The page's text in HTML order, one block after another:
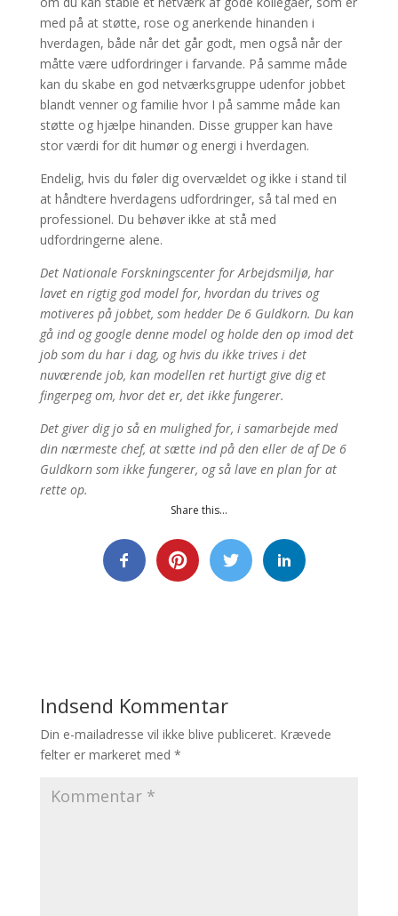
med på at støtte, rose og anerkende hinanden i
hverdagen, både når det går godt, men også når der
måtte være udfordringer i farvande. På samme måde
kan du skabe en god netværksgruppe udenfor jobbet
blandt venner og familie hvor I på samme måde kan
støtte og hjælpe hinanden. Disse grupper kan have
stor værdi for dit humør og energi i hverdagen.
Endelig, hvis du føler dig overvældet og ikke i stand til
at håndtere hverdagens udfordringer, så tal med en
professionel. Du behøver ikke at stå med
udfordringerne alene.
Det Nationale Forskningscenter for Arbejdsmiljø, har
lavet en rigtig god model for, hvordan du trives og
motiveres på jobbet, som hedder De 6 Guldkorn. Du kan
gå ind og google denne model og holde den op imod det
job som du har i dag, og hvis du ikke trives i det
nuværende job, kan modellen ret hurtigt give dig et
fingerpeg om, hvor det er, det ikke fungerer.
Det giver dig jo så en mulighed for, i samarbejde med
din nærmeste chef, at sætte ind på den eller de af De 6
Guldkorn som ikke fungerer, og så lave en plan for at
rette op.
Share this…
Indsend Kommentar
Din e-mailadresse vil ikke blive publiceret. Krævede
felter er markeret med *